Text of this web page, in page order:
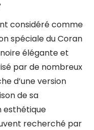
considéré comme
spéciale du Coran
élégante et
par de nombreux
d’une version
de sa
esthétique
recherché par